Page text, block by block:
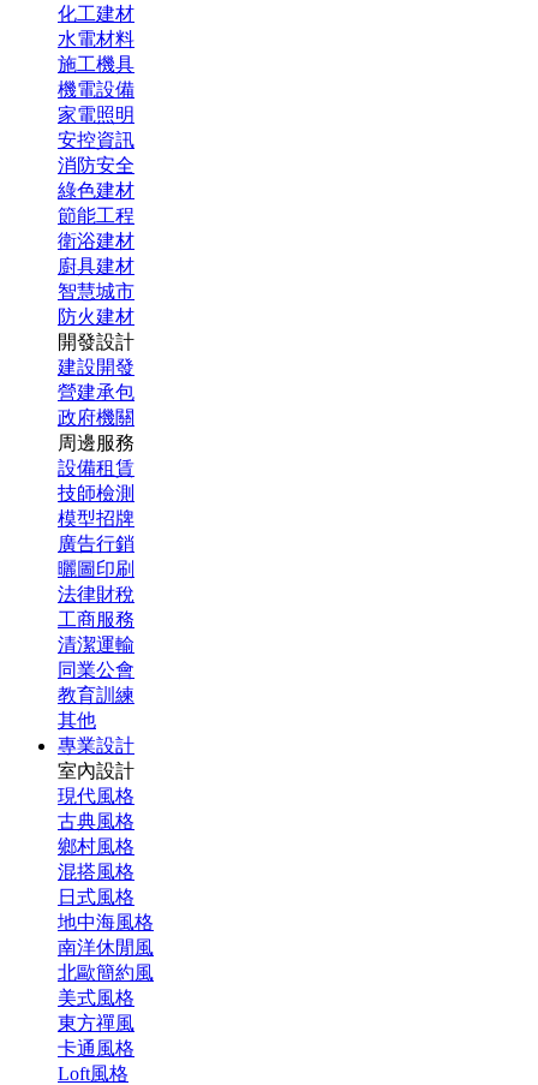
化工建材
水電材料
施工機具
機電設備
家電照明
安控資訊
消防安全
綠色建材
節能工程
衛浴建材
廚具建材
智慧城市
防火建材
開發設計
建設開發
營建承包
政府機關
周邊服務
設備租賃
技師檢測
模型招牌
廣告行銷
曬圖印刷
法律財稅
工商服務
清潔運輸
同業公會
教育訓練
其他
專業設計
室內設計
現代風格
古典風格
鄉村風格
混搭風格
日式風格
地中海風格
南洋休閒風
北歐簡約風
美式風格
東方禪風
卡通風格
Loft風格